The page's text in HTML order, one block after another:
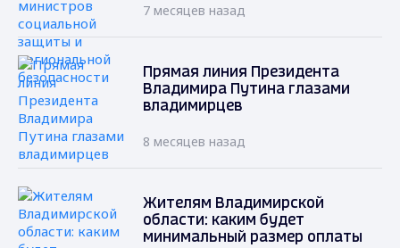
7 месяцев назад
Прямая линия Президента
Владимира Путина глазами
владимирцев
8 месяцев назад
Жителям Владимирской
области: каким будет
минимальный размер оплаты